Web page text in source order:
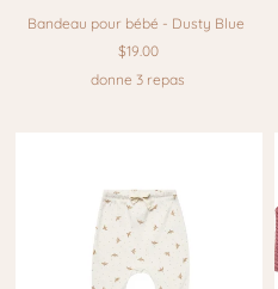
Bandeau pour bébé - Dusty Blue
$19.00
donne 3 repas